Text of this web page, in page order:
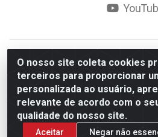
O nosso site coleta cookies
terceiros para proporcionar
personalizada ao usuário,
relevante de acordo com o
qualidade do nosso site.
Aceitar Negar não
© 2023 Rally Motos - todos os
Razão Social: Rally motos
transportadora de peças LTDA -
Rua Vigário Calixto 2900 -